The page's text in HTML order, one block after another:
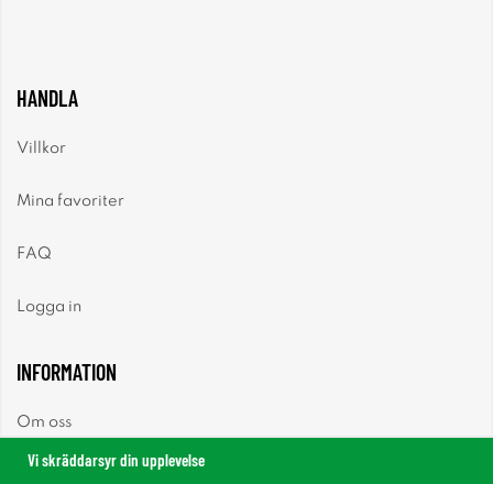
HANDLA
Villkor
Mina favoriter
FAQ
Logga in
INFORMATION
Om oss
Vi skräddarsyr din upplevelse